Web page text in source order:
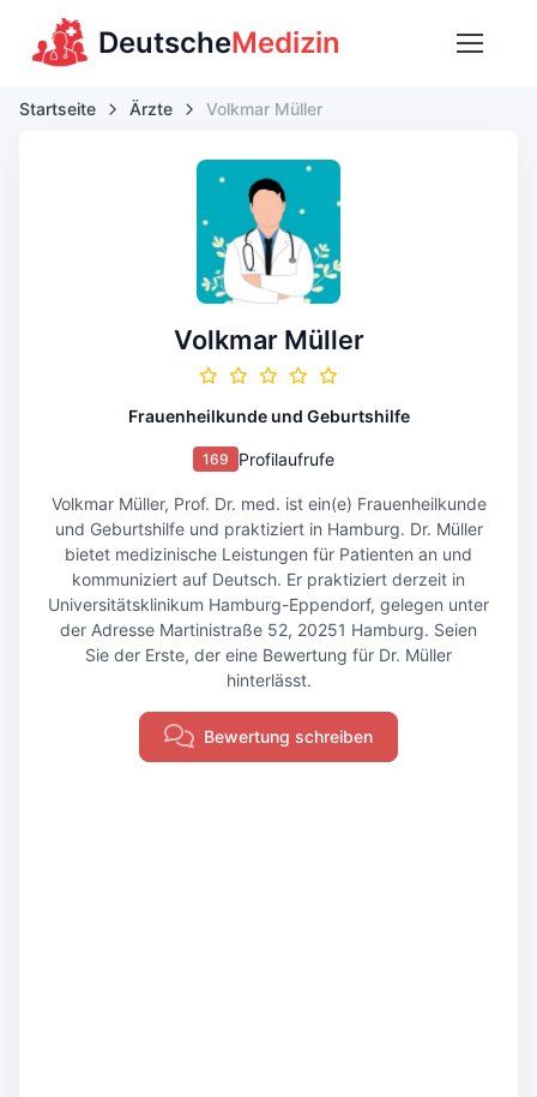
DeutscheMedizin
Startseite Ärzte Volkmar Müller
Volkmar Müller
Frauenheilkunde und Geburtshilfe
169 Profilaufrufe
Volkmar Müller, Prof. Dr. med. ist ein(e) Frauenheilkunde
und Geburtshilfe und praktiziert in Hamburg. Dr. Müller
bietet medizinische Leistungen für Patienten an und
kommuniziert auf Deutsch. Er praktiziert derzeit in
Universitätsklinikum Hamburg-Eppendorf, gelegen unter
der Adresse Martinistraße 52, 20251 Hamburg. Seien
Sie der Erste, der eine Bewertung für Dr. Müller
hinterlässt.
Bewertung schreiben